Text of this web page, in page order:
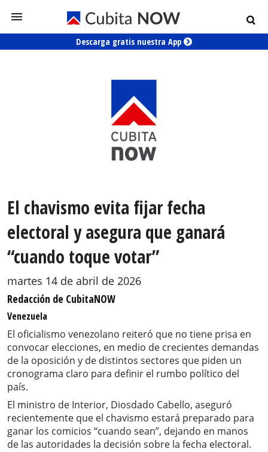
Descarga gratis nuestra App
El chavismo evita fijar fecha
electoral y asegura que ganará
“cuando toque votar”
martes 14 de abril de 2026
Redacción de CubitaNOW
Venezuela
El oficialismo venezolano reiteró que no tiene prisa en
convocar elecciones, en medio de crecientes demandas
de la oposición y de distintos sectores que piden un
cronograma claro para definir el rumbo político del
país.
El ministro de Interior, Diosdado Cabello, aseguró
recientemente que el chavismo estará preparado para
ganar los comicios “cuando sean”, dejando en manos
de las autoridades la decisión sobre la fecha electoral.